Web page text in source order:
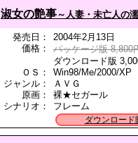
淑女の艶事～人妻・未亡人の
発売日：
2004年2月13日
価格：
パッケージ版 8,800
ダウンロード版
ＯＳ：
Win98/Me/2000/XP
ジャンル：
ＡＶＧ
原画：
裸★セガール
シナリオ：
フレーム
ダウンロード